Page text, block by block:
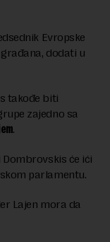
Evropske
dodati u
takođe biti
zajedno sa
.
će ići
parlamentu.
Lajen mora da